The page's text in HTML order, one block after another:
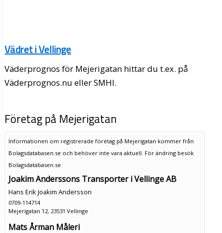
Vädret i Vellinge
Väderprognos för Mejerigatan hittar du t.ex. på
Väderprognos.nu eller SMHI.
Företag på Mejerigatan
Informationen om registrerade företag på Mejerigatan kommer från
Bolagsdatabasen.se och behöver inte vara aktuell. För ändring besök
Bolagsdatabasen.se
Joakim Anderssons Transporter i Vellinge AB
Hans Erik Joakim Andersson
0709-114714
Mejerigatan 12, 23531 Vellinge
Mats Årman Måleri